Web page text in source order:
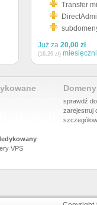
Transfer
Już za 20,00 zł
(16,26 zł)
VPS
sprawdź
zarejestruj